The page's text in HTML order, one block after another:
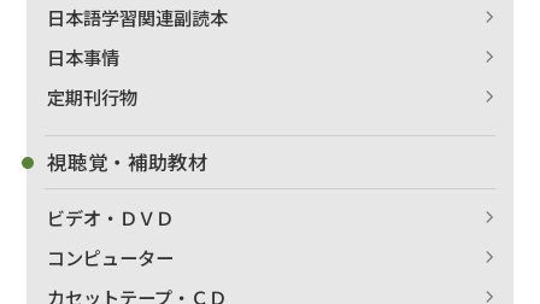
日本語学習関連副読本
日本事情
定期刊行物
視聴覚・補助教材
ビデオ・ＤＶＤ
コンピューター
カセットテープ・ＣＤ